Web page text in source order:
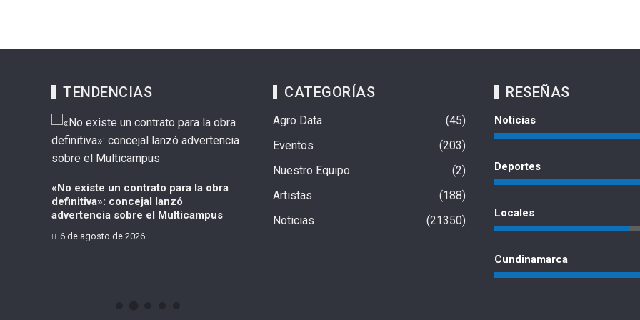
TENDENCIAS
«No existe un contrato para la obra
definitiva»: concejal lanzó
advertencia sobre el Multicampus
6 de agosto de 2026
¿Qué pasó con el Multicampus de
Suba? Concejal denunció
incumplimientos en la obra
Autoridades asestaron golpe a la
minería ilegal en Chaparral y
afectaron millonarias rentas
criminales
CATEGORÍAS
Agro Data
45
Eventos
203
Nuestro Equipo
2
Artistas
188
Noticias
21350
RESEÑAS
Noticias
Deportes
Locales
Cundinamarca